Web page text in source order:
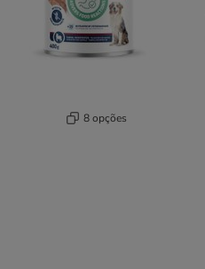
8 opções